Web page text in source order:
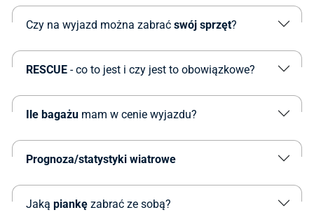
Czy na wyjazd można zabrać swój sprzęt?
RESCUE - co to jest i czy jest to obowiązkowe?
Ile bagażu mam w cenie wyjazdu?
Prognoza/statystyki wiatrowe
Jaką piankę zabrać ze sobą?